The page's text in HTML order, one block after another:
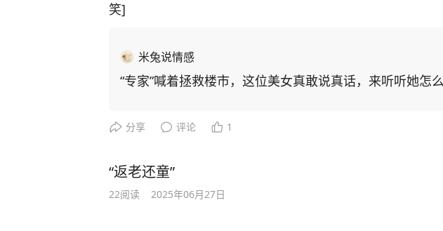
笑]
米兔说情感
“专家”喊着拯救楼市，这位美女真敢说真话，来听听她怎
分享 评论 1
“返老还童”
22阅读 2025年06月27日